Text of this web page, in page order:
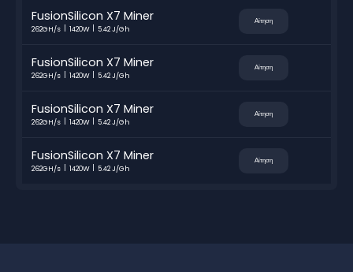
FusionSilicon X7 Miner
262GH/s 1420W 5.42 J/Gh
Αίτηση
FusionSilicon X7 Miner
262GH/s 1420W 5.42 J/Gh
Αίτηση
FusionSilicon X7 Miner
262GH/s 1420W 5.42 J/Gh
Αίτηση
FusionSilicon X7 Miner
262GH/s 1420W 5.42 J/Gh
Αίτηση